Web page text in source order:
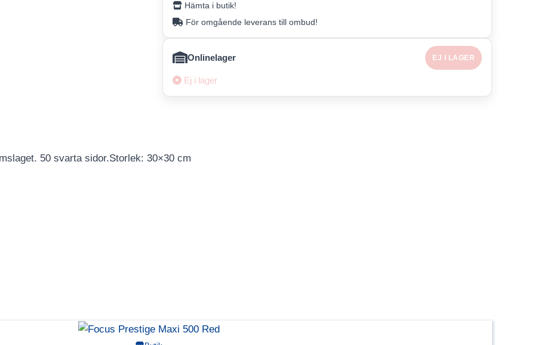
Hämta i butik!
För omgående leverans till ombud!
Onlinelager EJ I LAGER
Ej i lager
50 svarta sidor.Storlek: 30×30 cm